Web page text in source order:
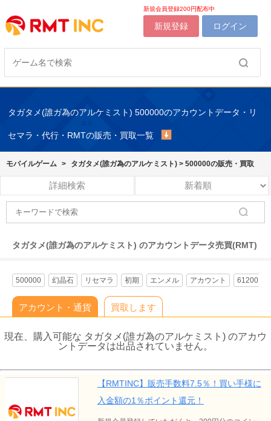
新規会員登録200円配布中
新規登録 ログイン
タガタメ(誰ガ為のアルケミスト) 500000のアカウントデータ・リ
セマラ・代行・RMTの販売・買取一覧
モバイルゲーム > タガタメ(誰ガ為のアルケミスト) > 500000の販売・買取
詳細検索
タガタメ(誰ガ為のアルケミスト) のアカウントデータ売買(RMT)
500000 幻晶石 リセマラ 初期 エンメル アカウント 61200
アカウント・通貨 買取します
現在、購入可能な タガタメ(誰ガ為のアルケミスト) のアカウ
ントデータは出品されていません。
【RMTINC】販売手数料7.5％！買い手様に
入金額の1％ポイント還元！